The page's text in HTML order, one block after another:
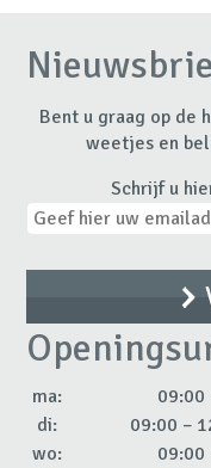
Bent u graag op de
weetjes en
Schrijf u
ma:
09:00
di:
09:00 –
wo:
09:00